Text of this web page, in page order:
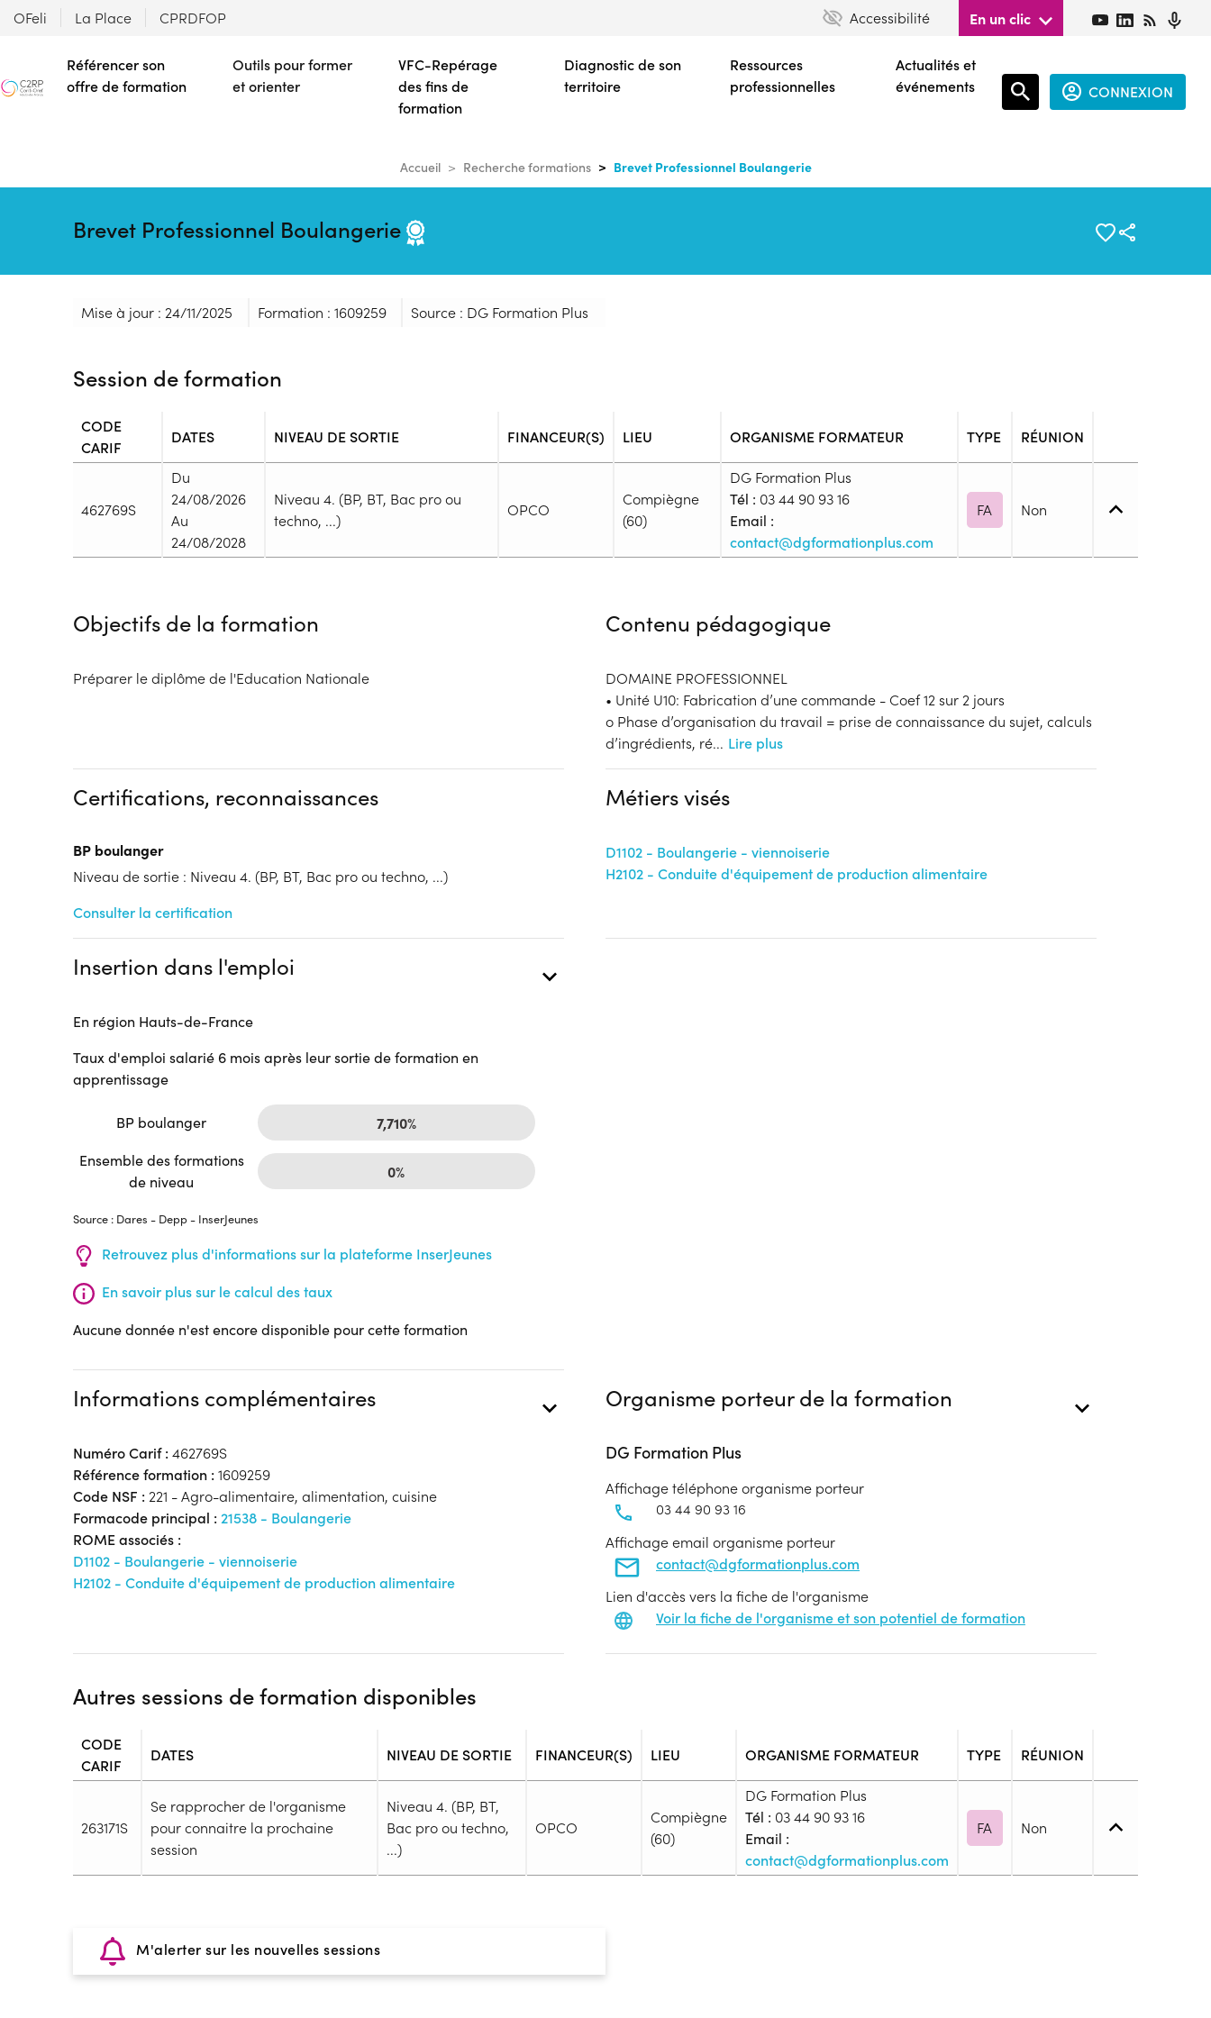
contenu
principal
OFeli La Place CPRDFOP Accessibilité En un clic
Référencer son
offre de formation
Outils pour former
et orienter
VFC-Repérage
des fins de
formation
Diagnostic de son
territoire
Ressources
professionnelles
Actualités et
événements
CONNEXION
Accueil Recherche formations Brevet Professionnel Boulangerie
Brevet Professionnel Boulangerie
Mise à jour : 24/11/2025 Formation : 1609259 Source : DG Formation Plus
Session de formation
CODE
CARIF
DATES NIVEAU DE SORTIE FINANCEUR(S) LIEU ORGANISME FORMATEUR TYPE RÉUNION
462769S
Du
24/08/2026
Au
24/08/2028
Niveau 4. (BP, BT, Bac pro ou
techno, ...)
OPCO
Compiègne
(60)
DG Formation Plus
Tél : 03 44 90 93 16
Email :
contact@dgformationplus.com
FA Non
Durée en centre :800h
Rythme :
Dispositif
Financeur
Formation par voie de l'Apprentissage
Modalités d'enseignement :
Cycle de l'alternance
Année 2 : Contrat d’apprentissage
Lieu de formation
6 Rue Jacques de Vaucanson
60200 Compiègne
Accueil sur le lieu de formation
Accès handicap :Pas d'accès handicap
Hébergement :
Pas de restauration
Transport :Pas de transport
Prérequis :
CAP Boulanger
En recherche d'emploi, Tout public
Réunions d'informations
Aucune information
Complément d'information
Objectifs de la formation
Préparer le diplôme de l'Education Nationale
Contenu pédagogique
DOMAINE PROFESSIONNEL
• Unité U10: Fabrication d’une commande - Coef 12 sur 2 jours
o Phase d’organisation du travail = prise de connaissance du sujet, calculs
d’ingrédients, ré... Lire plus
Certifications, reconnaissances
BP boulanger
Niveau de sortie : Niveau 4. (BP, BT, Bac pro ou techno, ...)
Consulter la certification
Métiers visés
D1102 - Boulangerie - viennoiserie
H2102 - Conduite d'équipement de production alimentaire
Insertion dans l'emploi
En région Hauts-de-France
Taux d'emploi salarié 6 mois après leur sortie de formation en
apprentissage
BP boulanger 7,710%
Ensemble des formations
de niveau
0%
Source : Dares - Depp - InserJeunes
Retrouvez plus d'informations sur la plateforme InserJeunes
En savoir plus sur le calcul des taux
Aucune donnée n'est encore disponible pour cette formation
Informations complémentaires
Numéro Carif : 462769S
Référence formation : 1609259
Code NSF : 221 - Agro-alimentaire, alimentation, cuisine
Formacode principal : 21538 - Boulangerie
ROME associés :
D1102 - Boulangerie - viennoiserie
H2102 - Conduite d'équipement de production alimentaire
Organisme porteur de la formation
DG Formation Plus
Affichage téléphone organisme porteur
03 44 90 93 16
Affichage email organisme porteur
contact@dgformationplus.com
Lien d'accès vers la fiche de l'organisme
Voir la fiche de l'organisme et son potentiel de formation
Autres sessions de formation disponibles
CODE
CARIF
DATES NIVEAU DE SORTIE FINANCEUR(S) LIEU ORGANISME FORMATEUR TYPE RÉUNION
263171S
Se rapprocher de l'organisme
pour connaitre la prochaine
session
Niveau 4. (BP, BT,
Bac pro ou techno,
...)
OPCO
Compiègne
(60)
DG Formation Plus
Tél : 03 44 90 93 16
Email :
contact@dgformationplus.com
FA Non
Durée en centre :
Durée en entreprise :2840h
Modalités de formation
M'alerter sur les nouvelles sessions